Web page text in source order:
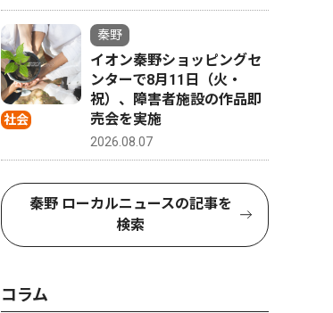
社会
秦野
イオン秦野ショッピングセ
ンターで8月11日（火・
祝）、障害者施設の作品即
売会を実施
2026.08.07
秦野 ローカルニュースの記事を
検索
コラム